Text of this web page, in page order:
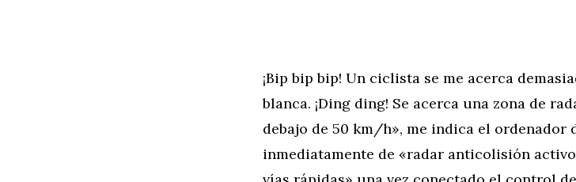
¡Bip bip bip! Un ciclista se me acerca
blanca. ¡Ding ding! Se acerca una zona de
debajo de 50 km/h», me indica el ordenador
inmediatamente de «radar anticolisión